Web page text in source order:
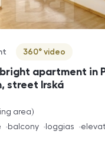
bright apartment in
street Irská
360° video
area
balcony loggias